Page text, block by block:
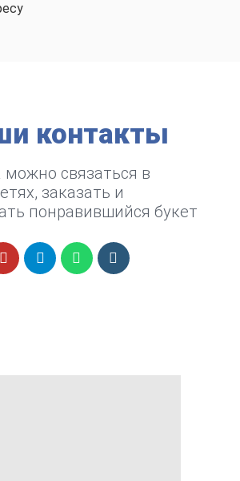
контакты
можно связаться в
заказать и
понравившийся букет